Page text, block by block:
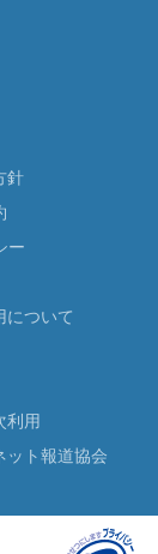
針
ー
について
利用
ット報道協会